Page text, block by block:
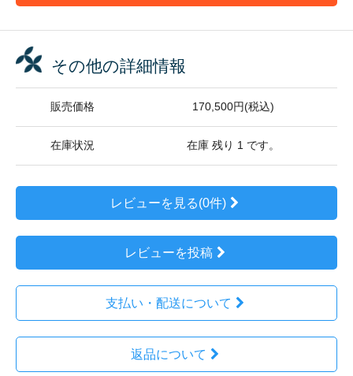
その他の詳細情報
販売価格 170,500円(税込)
在庫状況 在庫 残り 1 です。
レビューを見る(0件)
レビューを投稿
支払い・配送について
返品について